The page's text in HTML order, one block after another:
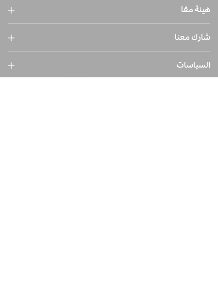
هيئة معّا
شارك معنا
السياسات